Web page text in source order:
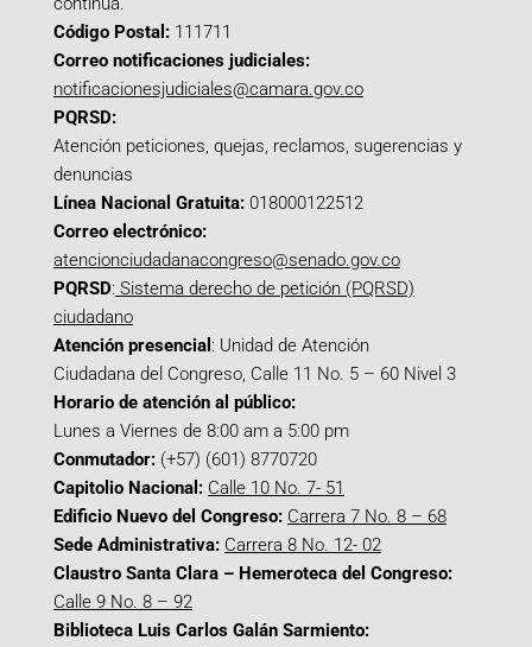
Código Postal: 111711
Correo notificaciones judiciales:
notificacionesjudiciales@camara.gov.co
PQRSD:
Atención peticiones, quejas, reclamos, sugerencias y
denuncias
Línea Nacional Gratuita: 018000122512
Correo electrónico:
atencionciudadanacongreso@senado.gov.co
PQRSD: Sistema derecho de petición (PQRSD)
ciudadano
Atención presencial : Unidad de Atención
Ciudadana del Congreso, Calle 11 No. 5 – 60 Nivel 3
Horario de atención al público:
Lunes a Viernes de 8:00 am a 5:00 pm
Conmutador: (+57) (601) 8770720
Capitolio Nacional: Calle 10 No. 7- 51
Edificio Nuevo del Congreso: Carrera 7 No. 8 – 68
Sede Administrativa: Carrera 8 No. 12- 02
Claustro Santa Clara – Hemeroteca del Congreso:
Calle 9 No. 8 – 92
Biblioteca Luis Carlos Galán Sarmiento: